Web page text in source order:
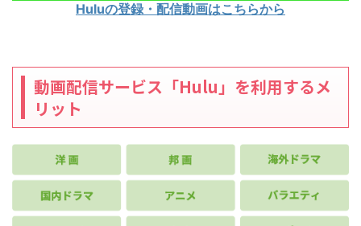
Huluの登録・配信動画はこちらから
動画配信サービス「Hulu」を利用するメ
リット